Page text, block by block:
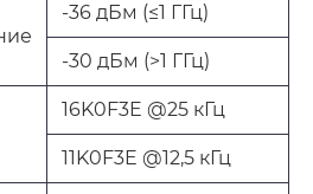
-36 дБм (≤1 ГГц)
-30 дБм (>1 ГГц)
16K0F3E @25 кГц
11K0F3E @12,5 кГц